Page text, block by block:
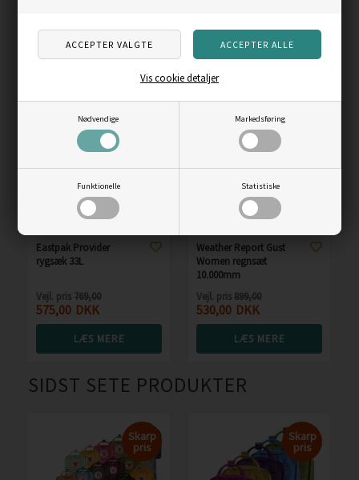
Nødvendige Markedsføring
Funktionelle Statistiske
Vis cookie detaljer
ANDRE KØBTE OGSÅ
Eastpak Provider
rygsæk 33L
Vejl. pris 769,00
575,00 DKK
LÆS MERE
Weather Report Gust
Women regnsæt
10.000mm
Vejl. pris 899,00
530,00 DKK
LÆS MERE
SIDST SETE PRODUKTER
Skarp
pris
Skarp
pris